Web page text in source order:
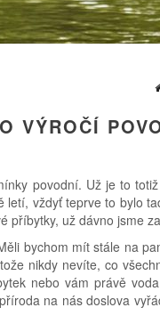
VÝROČÍ
povodní. Už je to
vždyť teprve to bylo
příbytky, už dávno jsme
bychom mít stále na
nikdy nevíte, co
nebo vám právě
na nás doslova